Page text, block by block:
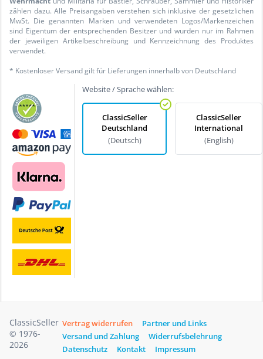
zählen dazu. Alle Preisangaben verstehen sich inklusive der gesetzlichen
MwSt. Die genannten Marken und verwendeten Logos/Markenzeichen
sind Eigentum der entsprechenden Besitzer und wurden nur im Rahmen
der jeweiligen Artikelbeschreibung und Kennzeichnung des Produktes
verwendet.
* Kostenloser Versand gilt für Lieferungen innerhalb von Deutschland
Website / Sprache wählen:
ClassicSeller
Deutschland
(Deutsch)
ClassicSeller
International
(English)
ClassicSeller
© 1976-
2026
Vertrag widerrufen
Partner und Links
Versand und Zahlung
Widerrufsbelehrung
Datenschutz
Kontakt Impressum